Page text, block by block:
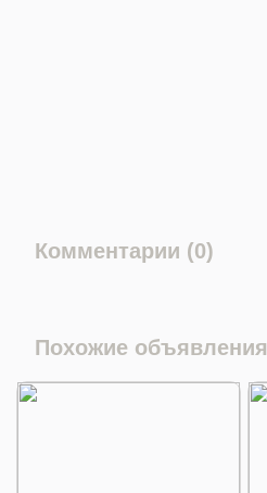
Комментарии (0)
Похожие объявления